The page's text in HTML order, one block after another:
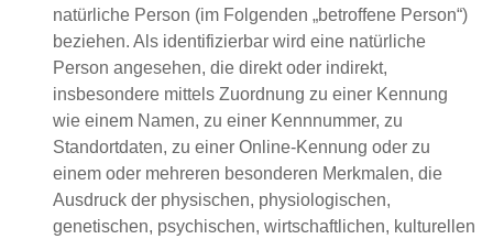
natürliche Person (im Folgenden „betroffene Person“)
beziehen. Als identifizierbar wird eine natürliche
Person angesehen, die direkt oder indirekt,
insbesondere mittels Zuordnung zu einer Kennung
wie einem Namen, zu einer Kennnummer, zu
Standortdaten, zu einer Online-Kennung oder zu
einem oder mehreren besonderen Merkmalen, die
Ausdruck der physischen, physiologischen,
genetischen, psychischen, wirtschaftlichen, kulturellen